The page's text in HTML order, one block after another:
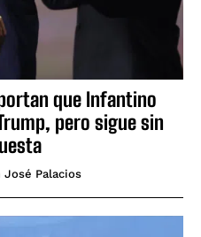
que Infantino
pero sigue sin
José Palacios